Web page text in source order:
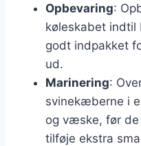
Opbevaring:
køleskabet indtil
godt indpakket
ud.
Marinering:
svinekæberne i
og væske, før
tilføje ekstra